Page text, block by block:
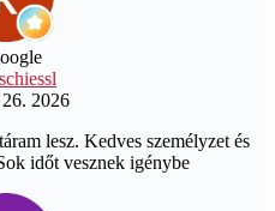
2026
lesz. Kedves személyzet és
időt vesznek igénybe